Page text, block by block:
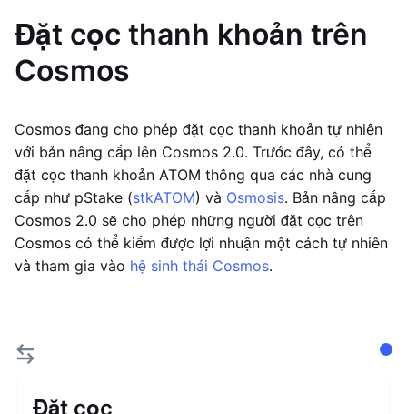
Đặt cọc thanh khoản trên
Cosmos
Cosmos đang cho phép đặt cọc thanh khoản tự nhiên
với bản nâng cấp lên Cosmos 2.0. Trước đây, có thể
đặt cọc thanh khoản ATOM thông qua các nhà cung
cấp như pStake (stkATOM) và Osmosis. Bản nâng cấp
Cosmos 2.0 sẽ cho phép những người đặt cọc trên
Cosmos có thể kiếm được lợi nhuận một cách tự nhiên
và tham gia vào hệ sinh thái Cosmos.
Đặt cọc